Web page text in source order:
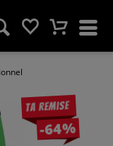
Ta remise
-64%